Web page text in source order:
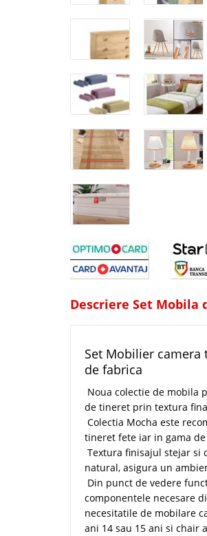
Descriere Set
Set Mobilier camera
de fabrica
Noua colectie de mobila
de tineret prin textura
Colectia Mocha este
tineret fete iar in gama
Textura finisajul stejar si
natural, asigura un
Din punct de vedere
componentele necesare
necesitatile de mobilare
ani 14 sau 15 ani si chair